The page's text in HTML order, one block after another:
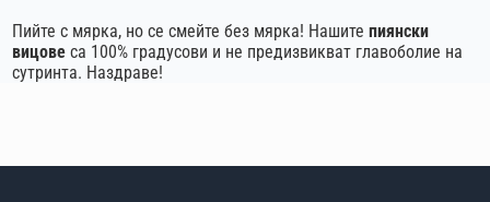
Пийте с мярка, но се смейте без мярка! Нашитепиянски
вицове са 100% градусови и не предизвикват главоболие на
сутринта. Наздраве!